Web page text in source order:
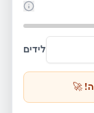
לידים